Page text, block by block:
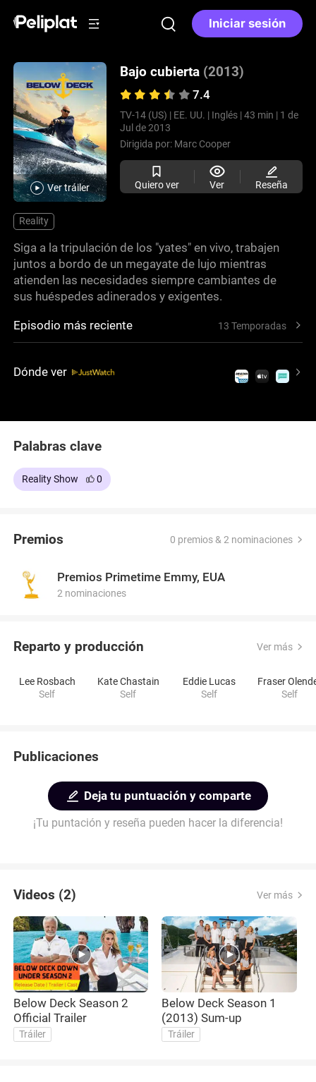
Iniciar sesión
Ver tráiler
Bajo cubierta (2013)
7.4
TV-14 (US) | EE. UU. | Inglés | 43 min | 1 de
Jul de 2013
Dirigida por: Marc Cooper
Quiero ver Ver Reseña
Reality
Siga a la tripulación de los "yates" en vivo, trabajen
juntos a bordo de un megayate de lujo mientras
atienden las necesidades siempre cambiantes de
sus huéspedes adinerados y exigentes.
Episodio más reciente 13 Temporadas
Dónde ver
Palabras clave
Reality Show 0
Premios 0 premios & 2 nominaciones
Premios Primetime Emmy, EUA
2 nominaciones
Reparto y producción Ver más
Lee Rosbach
Self
Kate Chastain
Self
Eddie Lucas
Self
Fraser
Self
Publicaciones
Deja tu puntuación y comparte
¡Tu puntación y reseña pueden hacer la diferencia!
Videos (2) Ver más
Below Deck Season 2
Official Trailer
Tráiler
Below Deck Season 1
(2013) Sum-up
Tráiler